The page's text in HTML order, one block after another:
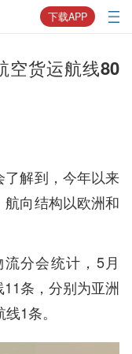
下载APP
空货运航线80
解到，今年以来
向结构以欧洲和
分会统计，5月
条，分别为亚洲
1条。